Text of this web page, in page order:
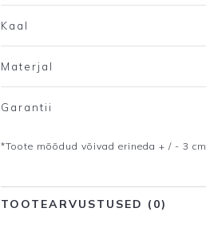
Kaal
Materjal
Garantii
*Toote mõõdud võivad erineda + / - 3 cm
TOOTEARVUSTUSED (0)